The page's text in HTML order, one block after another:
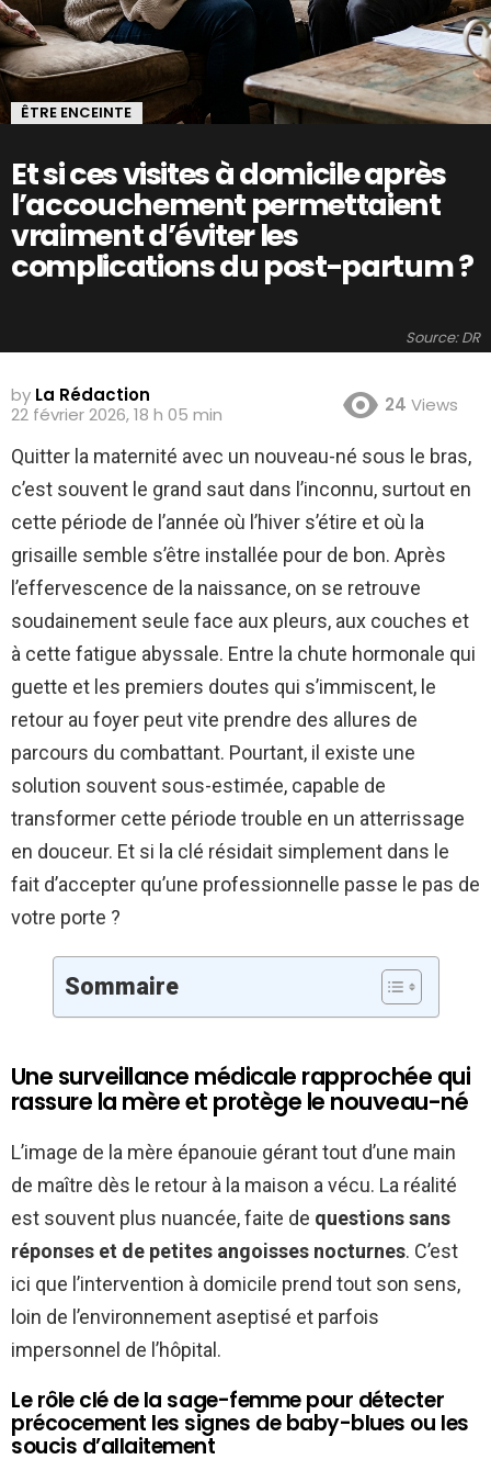
ÊTRE ENCEINTE
Et si ces visites à domicile après
l’accouchement permettaient
vraiment d’éviter les
complications du post-partum ?
Source: DR
by La Rédaction
22 février 2026, 18 h 05 min
24 Views
Quitter la maternité avec un nouveau-né sous le bras,
c’est souvent le grand saut dans l’inconnu, surtout en
cette période de l’année où l’hiver s’étire et où la
grisaille semble s’être installée pour de bon. Après
l’effervescence de la naissance, on se retrouve
soudainement seule face aux pleurs, aux couches et
à cette fatigue abyssale. Entre la chute hormonale qui
guette et les premiers doutes qui s’immiscent, le
retour au foyer peut vite prendre des allures de
parcours du combattant. Pourtant, il existe une
solution souvent sous-estimée, capable de
transformer cette période trouble en un atterrissage
en douceur. Et si la clé résidait simplement dans le
fait d’accepter qu’une professionnelle passe le pas de
votre porte ?
Sommaire
Une surveillance médicale rapprochée qui
rassure la mère et protège le nouveau-né
L’image de la mère épanouie gérant tout d’une main
de maître dès le retour à la maison a vécu. La réalité
est souvent plus nuancée, faite de questions sans
réponses et de petites angoisses nocturnes. C’est
ici que l’intervention à domicile prend tout son sens,
loin de l’environnement aseptisé et parfois
impersonnel de l’hôpital.
Le rôle clé de la sage-femme pour détecter
précocement les signes de baby-blues ou les
soucis d’allaitement